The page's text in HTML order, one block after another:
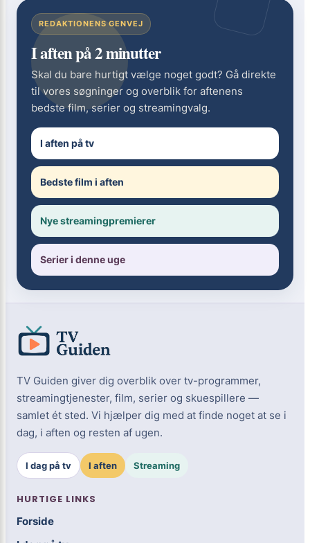
REDAKTIONENS GENVEJ
I aften på 2 minutter
Skal du bare hurtigt vælge noget godt? Gå direkte
til vores søgninger og overblik for aftenens
bedste film, serier og streamingvalg.
I aften på tv
Bedste film i aften
Nye streamingpremierer
Serier i denne uge
TV Guiden giver dig overblik over tv-programmer,
streamingtjenester, film, serier og skuespillere —
samlet ét sted. Vi hjælper dig med at finde noget at se i
dag, i aften og resten af ugen.
I dag på tv I aften Streaming
HURTIGE LINKS
Forside